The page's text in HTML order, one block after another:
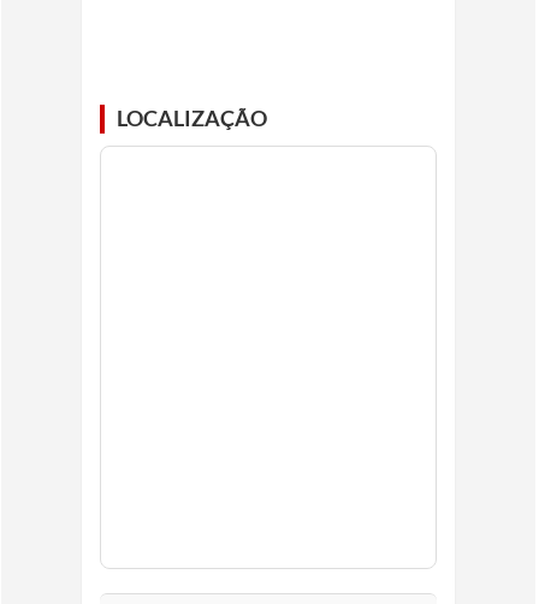
LOCALIZAÇÃO